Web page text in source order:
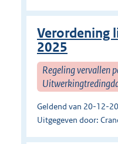
Verordening
2025
Regeling vervallen
Geldend van 20-12-
Uitgegeven door: